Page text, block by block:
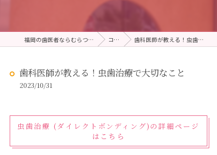
福岡の歯医者ならむらつ歯科クリニック コラム 歯科医師が教える！虫歯治療で大切なこと
歯科医師が教える！虫歯治療で大切なこと
2023/10/31
虫歯治療 (ダイレクトボンディング)の詳細ページ
はこちら